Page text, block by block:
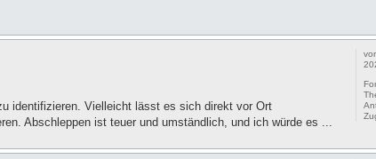
identifizieren. Vielleicht lässt es sich direkt vor Ort
Abschleppen ist teuer und umständlich, und ich würde es ...